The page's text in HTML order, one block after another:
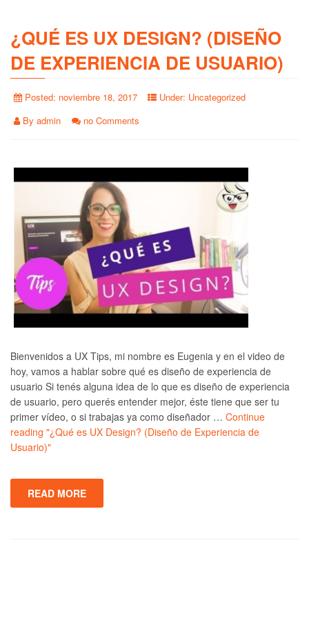
¿QUÉ ES UX DESIGN? (DISEÑO
DE EXPERIENCIA DE USUARIO)
Posted: noviembre 18, 2017 Under: Uncategorized
By admin no Comments
Bienvenidos a UX Tips, mi nombre es Eugenia y en el video de
hoy, vamos a hablar sobre qué es diseño de experiencia de
usuario Si tenés alguna idea de lo que es diseño de experiencia
de usuario, pero querés entender mejor, éste tiene que ser tu
primer vídeo, o si trabajas ya como diseñador … Continue
reading "¿Qué es UX Design? (Diseño de Experiencia de
Usuario)"
READ MORE